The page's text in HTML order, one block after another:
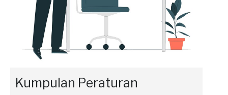
Kumpulan Peraturan